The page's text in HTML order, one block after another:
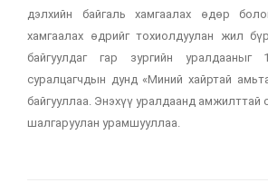
дэлхийн байгаль хамгаалах өдөр
хамгаалах өдрийг тохиолдуулан жил
байгуулдаг гар зургийн уралдааныг
суралцагчдын дунд «Миний хайртай
байгууллаа. Энэхүү уралдаанд амжилттай
шалгаруулан урамшууллаа.